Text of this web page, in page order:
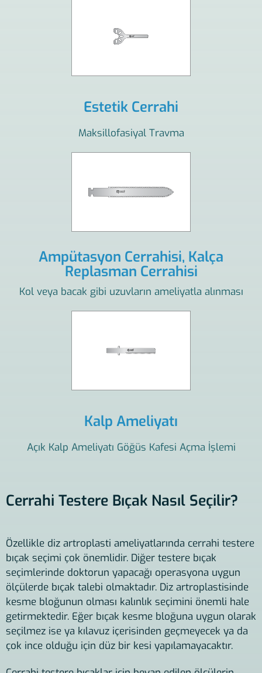
Estetik Cerrahi
Maksillofasiyal Travma
Ampütasyon Cerrahisi, Kalça
Replasman Cerrahisi
Kol veya bacak gibi uzuvların ameliyatla alınması
Kalp Ameliyatı
Açık Kalp Ameliyatı Göğüs Kafesi Açma İşlemi
Cerrahi Testere Bıçak Nasıl Seçilir?
Özellikle diz artroplasti ameliyatlarında cerrahi testere
bıçak seçimi çok önemlidir. Diğer testere bıçak
seçimlerinde doktorun yapacağı operasyona uygun
ölçülerde bıçak talebi olmaktadır. Diz artroplastisinde
kesme bloğunun olması kalınlık seçimini önemli hale
getirmektedir. Eğer bıçak kesme bloğuna uygun olarak
seçilmez ise ya kılavuz içerisinden geçmeyecek ya da
çok ince olduğu için düz bir kesi yapılamayacaktır.